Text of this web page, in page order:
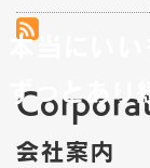
本当にいい
ずっとあり
会社案内